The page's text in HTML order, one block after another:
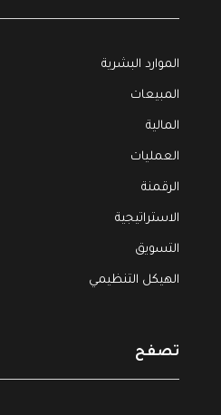
الموارد البشرية
المبيعات
المالية
العمليات
الرقمنة
الاستراتيجية
التسويق
الهيكل التنظيمي
تصفح